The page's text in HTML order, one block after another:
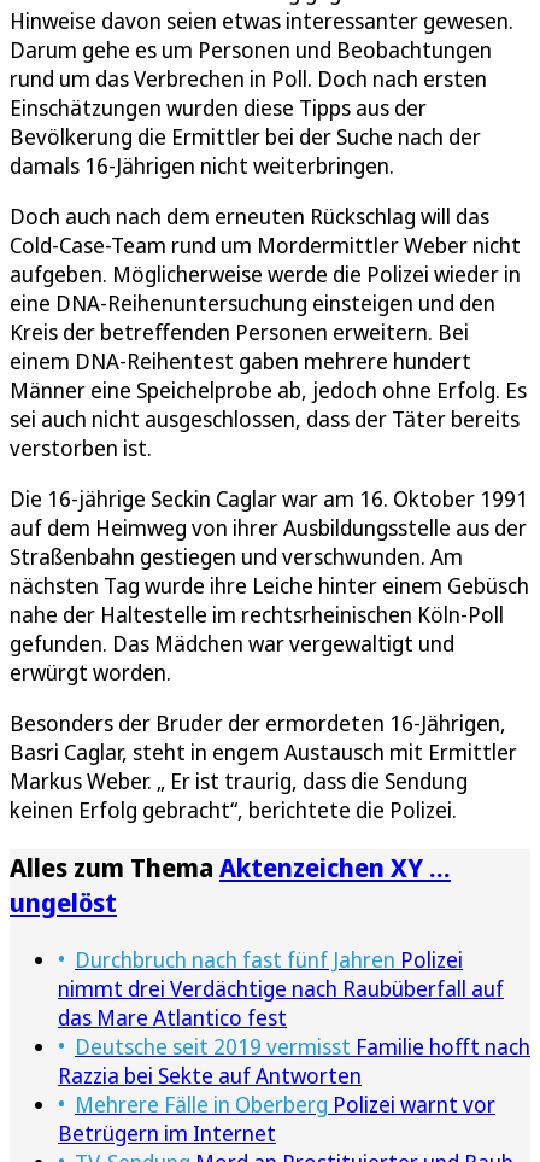
Hinweise davon seien etwas interessanter gewesen.
Darum gehe es um Personen und Beobachtungen
rund um das Verbrechen in Poll. Doch nach ersten
Einschätzungen wurden diese Tipps aus der
Bevölkerung die Ermittler bei der Suche nach der
damals 16-Jährigen nicht weiterbringen.
Doch auch nach dem erneuten Rückschlag will das
Cold-Case-Team rund um Mordermittler Weber nicht
aufgeben. Möglicherweise werde die Polizei wieder in
eine DNA-Reihenuntersuchung einsteigen und den
Kreis der betreffenden Personen erweitern. Bei
einem DNA-Reihentest gaben mehrere hundert
Männer eine Speichelprobe ab, jedoch ohne Erfolg. Es
sei auch nicht ausgeschlossen, dass der Täter bereits
verstorben ist.
Die 16-jährige Seckin Caglar war am 16. Oktober 1991
auf dem Heimweg von ihrer Ausbildungsstelle aus der
Straßenbahn gestiegen und verschwunden. Am
nächsten Tag wurde ihre Leiche hinter einem Gebüsch
nahe der Haltestelle im rechtsrheinischen Köln-Poll
gefunden. Das Mädchen war vergewaltigt und
erwürgt worden.
Besonders der Bruder der ermordeten 16-Jährigen,
Basri Caglar, steht in engem Austausch mit Ermittler
Markus Weber. „ Er ist traurig, dass die Sendung
keinen Erfolg gebracht“, berichtete die Polizei.
Alles zum Thema Aktenzeichen XY …
ungelöst
Durchbruch nach fast fünf Jahren Polizei
nimmt drei Verdächtige nach Raubüberfall auf
das Mare Atlantico fest
Deutsche seit 2019 vermisst Familie hofft nach
Razzia bei Sekte auf Antworten
Mehrere Fälle in Oberberg Polizei warnt vor
Betrügern im Internet